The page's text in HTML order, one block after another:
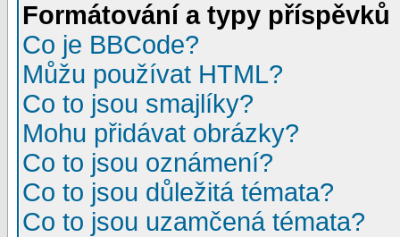
Formátování a typy příspěvků
Co je BBCode?
Můžu používat HTML?
Co to jsou smajlíky?
Mohu přidávat obrázky?
Co to jsou oznámení?
Co to jsou důležitá témata?
Co to jsou uzamčená témata?